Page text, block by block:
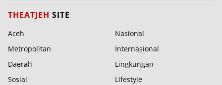
THEATJEH SITE
Aceh
Nasional
Metropolitan
Internasional
Daerah
Lingkungan
Sosial
Lifestyle